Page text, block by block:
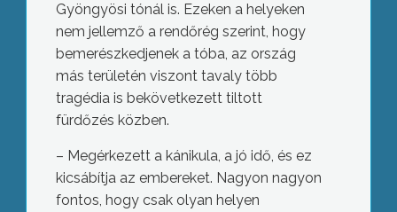
Gyöngyösi tónál is. Ezeken a helyeken
nem jellemző a rendőrég szerint, hogy
bemerészkedjenek a tóba, az ország
más területén viszont tavaly több
tragédia is bekövetkezett tiltott
fürdőzés közben.
– Megérkezett a kánikula, a jó idő, és ez
kicsábítja az embereket. Nagyon nagyon
fontos, hogy csak olyan helyen